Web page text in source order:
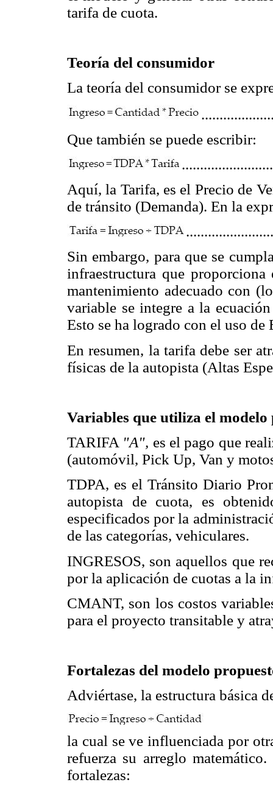
tarifa de cuota.
Teoría del consumidor
La teoría del consumidor se
Que también se puede escribir:
Aquí, la Tarifa, es el Precio de
de tránsito (Demanda). En la
Sin embargo, para que se
infraestructura que
mantenimiento adecuado con
variable se integre a la
Esto se ha logrado con el uso de
En resumen, la tarifa debe ser
físicas de la autopista (Altas
Variables que utiliza el modelo
TARIFA "A", es el pago que
(automóvil, Pick Up, Van y
TDPA, es el Tránsito Diario
autopista de cuota, es
especificados por la
de las categorías, vehiculares.
INGRESOS, son aquellos que
por la aplicación de cuotas a la
CMANT, son los costos
para el proyecto transitable y
Fortalezas del modelo
Adviértase, la estructura básica
la cual se ve influenciada por
refuerza su arreglo
fortalezas: